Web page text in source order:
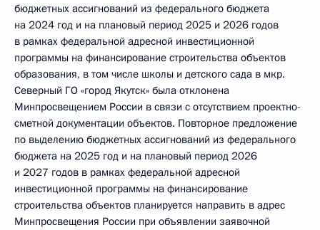
бюджетных ассигнований из федерального бюджета
на 2024 год и на плановый период 2025 и 2026 годов
в рамках федеральной адресной инвестиционной
программы на финансирование строительства объектов
образования, в том числе школы и детского сада в мкр.
Северный ГО «город Якутск» была отклонена
Минпросвещением России в связи с отсутствием проектно-
сметной документации объектов. Повторное предложение
по выделению бюджетных ассигнований из федерального
бюджета на 2025 год и на плановый период 2026
и 2027 годов в рамках федеральной адресной
инвестиционной программы на финансирование
строительства объектов планируется направить в адрес
Минпросвещения России при объявлении заявочной